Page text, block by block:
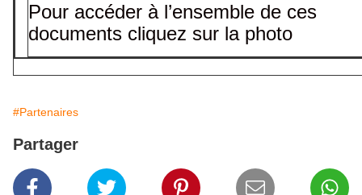
Pour accéder à l’ensemble de ces
documents cliquez sur la photo
#Partenaires
Partager